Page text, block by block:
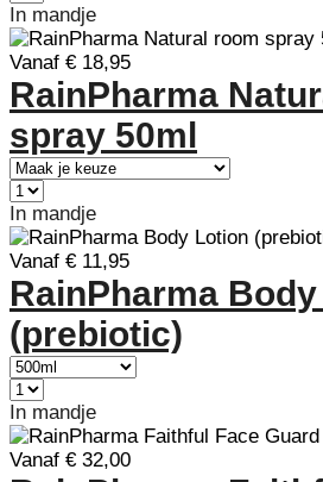
In mandje
Vanaf € 18,95
RainPharma
spray 50ml
In mandje
Vanaf € 11,95
RainPharma
(prebiotic)
In mandje
Vanaf € 32,00